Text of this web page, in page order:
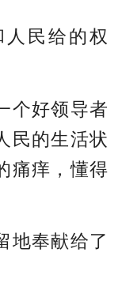
民给的权
好领导者
民的生活状
痛痒，懂得
奉献给了